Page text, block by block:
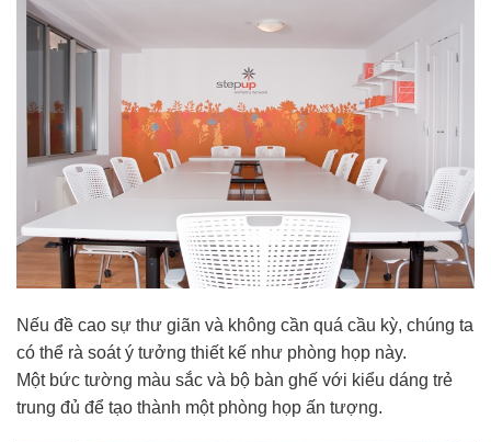
Nếu đề cao sự thư giãn và không cần quá cầu kỳ, chúng ta
có thể rà soát ý tưởng thiết kế như phòng họp này.
Một bức tường màu sắc và bộ bàn ghế với kiểu dáng trẻ
trung đủ để tạo thành một phòng họp ấn tượng.